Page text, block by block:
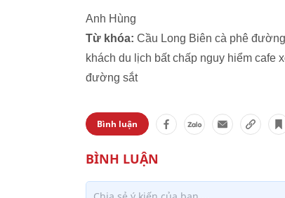
Anh Hùng
Từ khóa: Cầu Long Biên cà phê
khách du lịch bất chấp nguy hiểm
đường sắt
Bình luận